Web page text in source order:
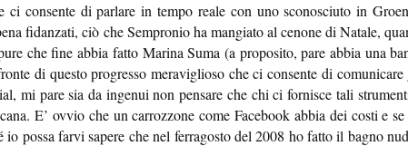
consente di parlare in tempo reale con uno sconosciuto in
fidanzati, ciò che Sempronio ha mangiato al cenone di Natale,
che fine abbia fatto Marina Suma (a proposito, pare abbia una
di questo progresso meraviglioso che ci consente di comunicare
mi pare sia da ingenui non pensare che chi ci fornisce tali
E’ ovvio che un carrozzone come Facebook abbia dei costi e
io possa farvi sapere che nel ferragosto del 2008 ho fatto il bagno